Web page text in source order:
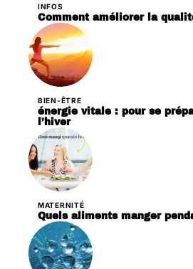
INFOS
Comment améliorer la
BIEN-ÊTRE
énergie vitale : pour se
l’hiver
MATERNITÉ
Quels aliments manger